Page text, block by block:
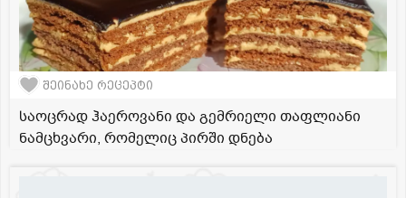
შეინახე რეცეპტი
საოცრად ჰაეროვანი და გემრიელი თაფლიანი
ნამცხვარი, რომელიც პირში დნება